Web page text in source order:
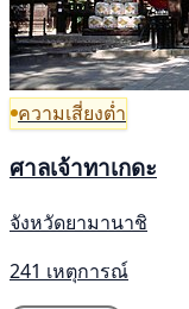
ความเสี่ยงต่ำ
ศาลเจ้าทาเกดะ
จังหวัดยามานาชิ
241 เหตุการณ์